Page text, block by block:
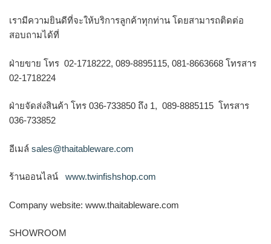
เรามีความยินดีที่จะให้บริการลูกค้าทุกท่าน โดยสามารถติดต่อ
สอบถามได้ที่
ฝ่ายขาย โทร 02-1718222, 089-8895115, 081-8663668 โทรสาร
02-1718224
ฝ่ายจัดส่งสินค้า โทร 036-733850 ถึง 1, 089-8885115 โทรสาร
036-733852
อีเมล์ sales@thaitableware.com
ร้านออนไลน์ www.twinfishshop.com
Company website: www.thaitableware.com
SHOWROOM